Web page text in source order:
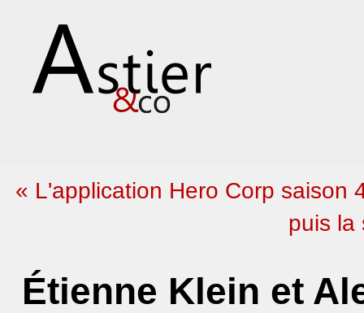
« L'application Hero Corp saison
puis la
Étienne Klein et